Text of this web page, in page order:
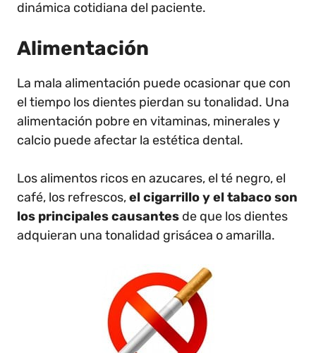
dinámica cotidiana del paciente.
Alimentación
La mala alimentación puede ocasionar que con
el tiempo los dientes pierdan su tonalidad. Una
alimentación pobre en vitaminas, minerales y
calcio puede afectar la estética dental.
Los alimentos ricos en azucares, el té negro, el
café, los refrescos,el cigarrillo y el tabaco son
los principales causantes de que los dientes
adquieran una tonalidad grisácea o amarilla.